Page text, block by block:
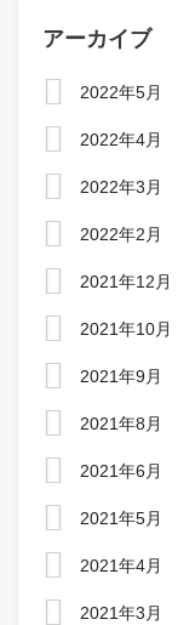
アーカイブ
2022年5月
2022年4月
2022年3月
2022年2月
2021年12月
2021年10月
2021年9月
2021年8月
2021年6月
2021年5月
2021年4月
2021年3月